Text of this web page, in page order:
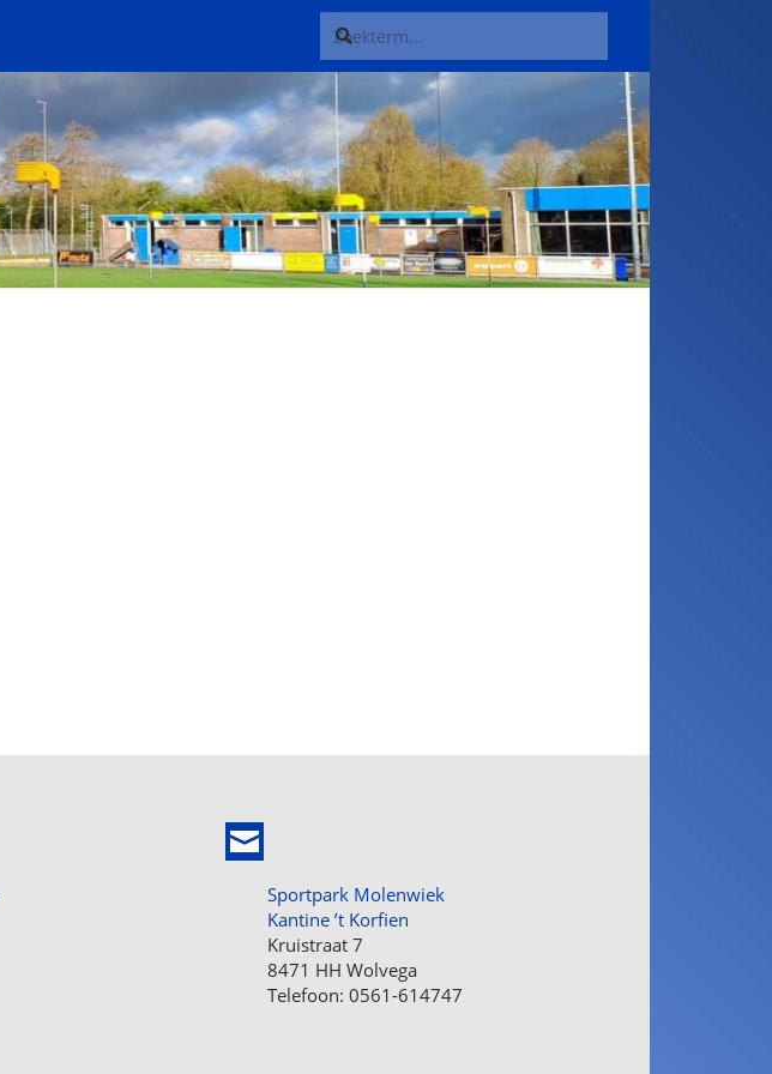
Sportpark Molenwiek
Kantine ’t Korfien
Kruistraat 7
8471 HH Wolvega
Telefoon: 0561-614747